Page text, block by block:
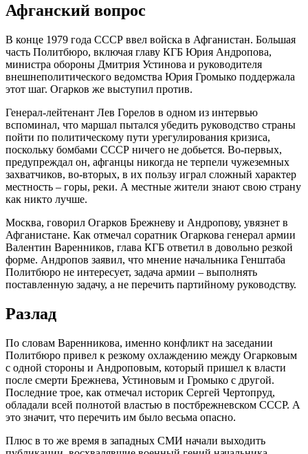
Афганский вопрос
В конце 1979 года СССР ввел войска в Афганистан. Большая
часть Политбюро, включая главу КГБ Юрия Андропова,
министра обороны Дмитрия Устинова и руководителя
внешнеполитического ведомства Юрия Громыко поддержала
этот шаг. Огарков же выступил против.
Генерал-лейтенант Лев Горелов в одном из интервью
вспоминал, что маршал пытался убедить руководство страны
пойти по политическому пути урегулирования кризиса,
поскольку бомбами СССР ничего не добьется. Во-первых,
предупреждал он, афганцы никогда не терпели чужеземных
захватчиков, во-вторых, в их пользу играл сложный характер
местность – горы, реки. А местные жители знают свою страну
как никто лучше.
Москва, говорил Огарков Брежневу и Андропову, увязнет в
Афганистане. Как отмечал соратник Огаркова генерал армии
Валентин Варенников, глава КГБ ответил в довольно резкой
форме. Андропов заявил, что мнение начальника Генштаба
Политбюро не интересует, задача армии – выполнять
поставленную задачу, а не перечить партийному руководству.
Разлад
По словам Варенникова, именно конфликт на заседании
Политбюро привел к резкому охлаждению между Огарковым
с одной стороны и Андроповым, который пришел к власти
после смерти Брежнева, Устиновым и Громыко с другой.
Последние трое, как отмечал историк Сергей Чертопруд,
обладали всей полнотой властью в постбрежневском СССР. А
это значит, что перечить им было весьма опасно.
Плюс в то же время в западных СМИ начали выходить